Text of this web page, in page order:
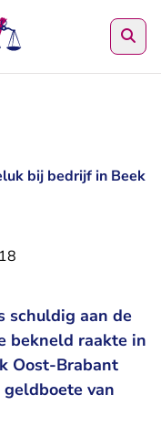
bij bedrijf in Beek
schuldig aan de
bekneld raakte in
Oost-Brabant
van